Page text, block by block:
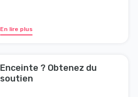
En lire plus
Enceinte ? Obtenez du
soutien